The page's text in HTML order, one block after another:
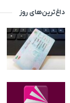
داغ‌ترین‌های روز